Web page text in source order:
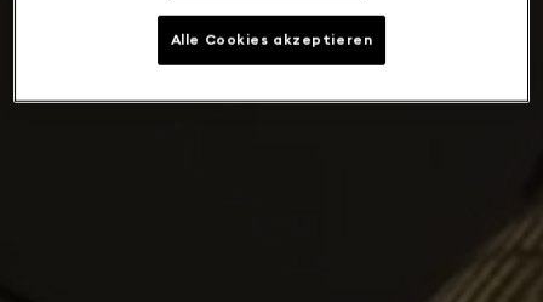
Alle Cookies akzeptieren